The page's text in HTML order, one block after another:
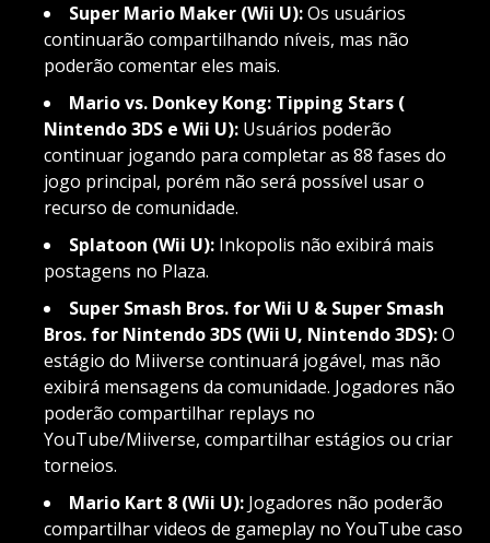
Super Mario Maker (Wii U):Os usuários
continuarão compartilhando níveis, mas não
poderão comentar eles mais.
Mario vs. Donkey Kong: Tipping Stars (
Nintendo 3DS e Wii U): Usuários poderão
continuar jogando para completar as 88 fases do
jogo principal, porém não será possível usar o
recurso de comunidade.
Splatoon (Wii U): Inkopolis não exibirá mais
postagens no Plaza.
Super Smash Bros. for Wii U & Super Smash
Bros. for Nintendo 3DS (Wii U, Nintendo 3DS):O
estágio do Miiverse continuará jogável, mas não
exibirá mensagens da comunidade. Jogadores não
poderão compartilhar replays no
YouTube/Miiverse, compartilhar estágios ou criar
torneios.
Mario Kart 8 (Wii U): Jogadores não poderão
compartilhar videos de gameplay no YouTube caso